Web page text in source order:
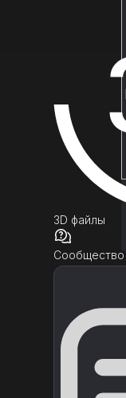
3D файлы
Сообщество